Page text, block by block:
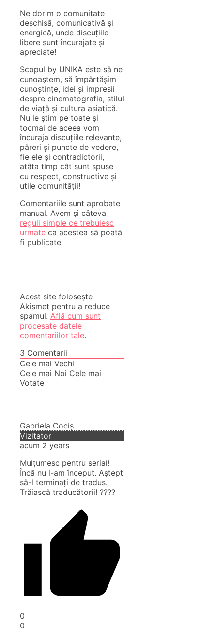
Ne dorim o comunitate
deschisă, comunicativă și
energică, unde discuțiile
libere sunt încurajate și
apreciate!
Scopul by UNIKA este să ne
cunoaștem, să împărtășim
cunoștințe, idei și impresii
despre cinematografia, stilul
de viață și cultura asiatică.
Nu le știm pe toate și
tocmai de aceea vom
încuraja discuțiile relevante,
păreri și puncte de vedere,
fie ele și contradictorii,
atâta timp cât sunt spuse
cu respect, constructive și
utile comunității!
Comentariile sunt aprobate
manual. Avem și câteva
reguli simple ce trebuiesc
urmate ca acestea să poată
fi publicate.
Acest site folosește
Akismet pentru a reduce
spamul. Află cum sunt
procesate datele
comentariilor tale.
3 Comentarii
Cele mai Vechi
Cele mai Noi Cele mai
Votate
Gabriela Cociș
Vizitator
acum 2 years
Mulțumesc pentru serial!
Încă nu l-am început. Aștept
să-l terminați de tradus.
Trăiască traducătorii! ????
0
0